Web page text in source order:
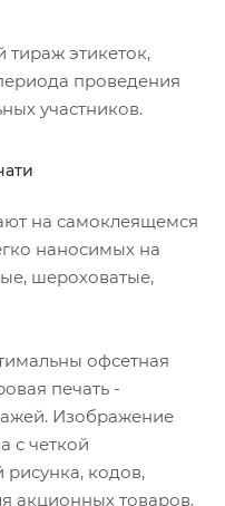
этикеток,
проведения
участников.
на самоклеящемся
наносимых на
шероховатые,
офсетная
печать -
Изображение
с четкой
кодов,
акционных товаров.